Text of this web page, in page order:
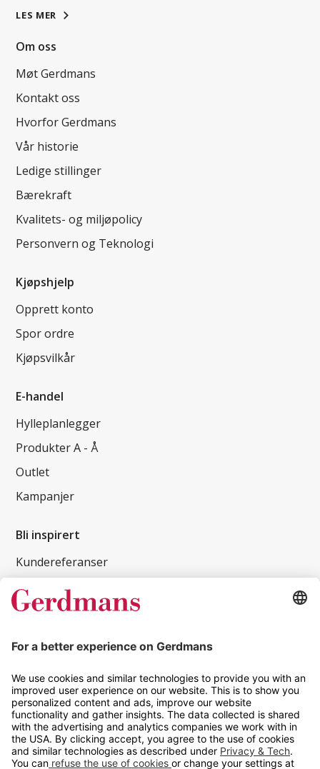
LES MER
Om oss
Møt Gerdmans
Kontakt oss
Hvorfor Gerdmans
Vår historie
Ledige stillinger
Bærekraft
Kvalitets- og miljøpolicy
Personvern og Teknologi
Kjøpshjelp
Opprett konto
Spor ordre
Kjøpsvilkår
E-handel
Hylleplanlegger
Produkter A - Å
Outlet
Kampanjer
Bli inspirert
Kundereferanser
Magasin
Tips og guider
Kontakt
info@gerdmans.no
67 80 56 20
Åpningstid
Hverdager 08:00-16:00